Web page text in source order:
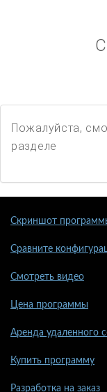
Пожалуйста,
разделе
Скриншот
Сравните
Смотреть видео
Цена программы
Аренда удаленного
Купить программу
Разработка на заказ